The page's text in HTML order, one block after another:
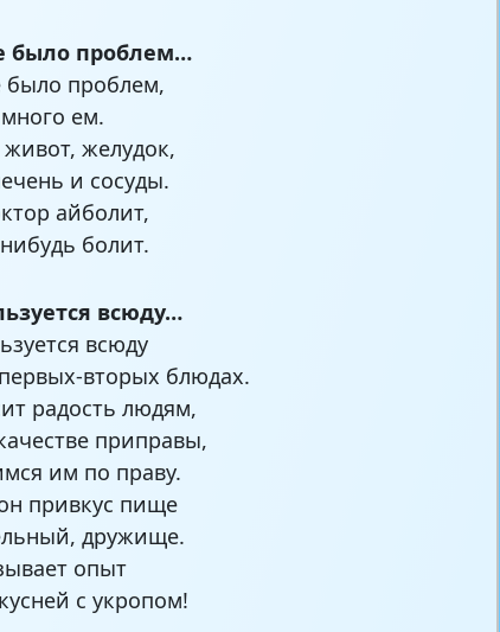
было проблем…
было проблем,
ем.
желудок,
и сосуды.
айболит,
болит.
всюду…
всюду
вторых блюдах.
радость людям,
приправы,
им по праву.
привкус пище
дружище.
опыт
с укропом!